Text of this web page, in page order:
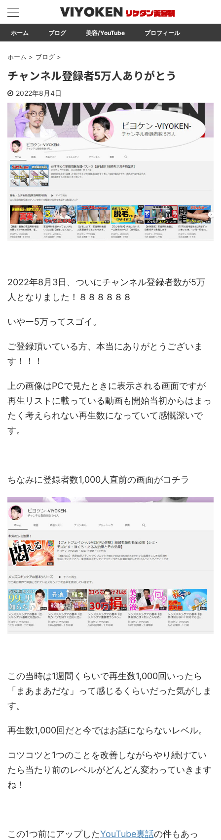
ホーム ブログ 美容/YouTube プロフィール
ホーム > ブログ >
チャンネル登録者5万人ありがとう
2022年8月4日
2022年8月3日、ついにチャンネル登録者数が5万
人となりました！８８８８８８
いやー5万ってスゴイ。
ご登録頂いている方、本当にありがとうございま
す！！！
上の画像はPCで見たときに表示される画面ですが
再生リストに載っている動画も開始当初からはまっ
たく考えられない再生数になっていて感慨深いで
す。
ちなみに登録者数1,000人直前の画面がコチラ
この当時は1週間くらいで再生数1,000回いったら
「まあまあだな」って感じるくらいだった気がしま
す。
再生数1,000回だと今ではお話にならないレベル。
コツコツと1つのことを改善しながらやり続けてい
たら当たり前のレベルがどんどん変わっていきます
ね！
この1つ前にアップしたYouTube裏話の件もあっ